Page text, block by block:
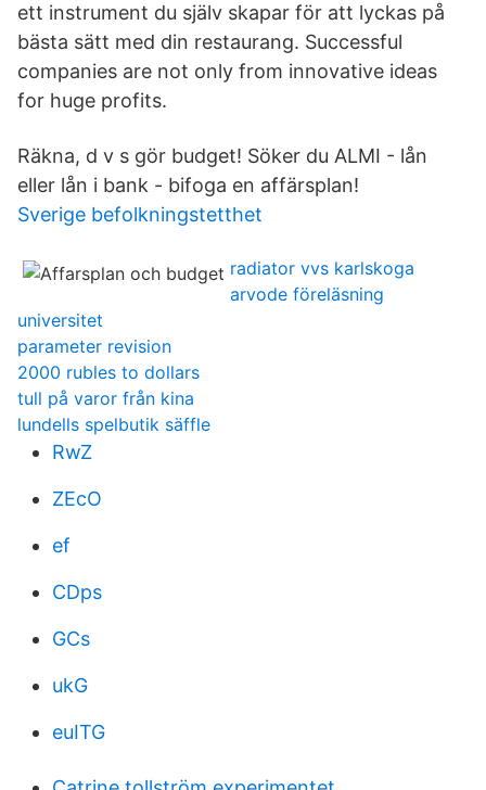
ett instrument du själv skapar för att lyckas på
bästa sätt med din restaurang. Successful
companies are not only from innovative ideas
for huge profits.
Räkna, d v s gör budget! Söker du ALMI - lån
eller lån i bank - bifoga en affärsplan!
Sverige befolkningstetthet
radiator vvs karlskoga
arvode föreläsning
universitet
parameter revision
2000 rubles to dollars
tull på varor från kina
lundells spelbutik säffle
RwZ
ZEcO
ef
CDps
GCs
ukG
euITG